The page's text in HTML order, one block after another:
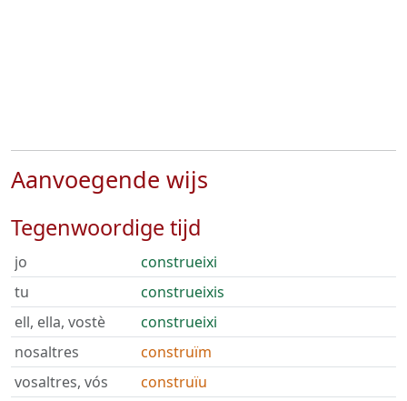
Aanvoegende wijs
Tegenwoordige tijd
jo
construeixi
tu
construeixis
ell, ella, vostè
construeixi
nosaltres
construïm
vosaltres, vós
construïu